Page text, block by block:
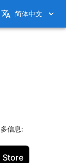
简体中文
信息:
Store